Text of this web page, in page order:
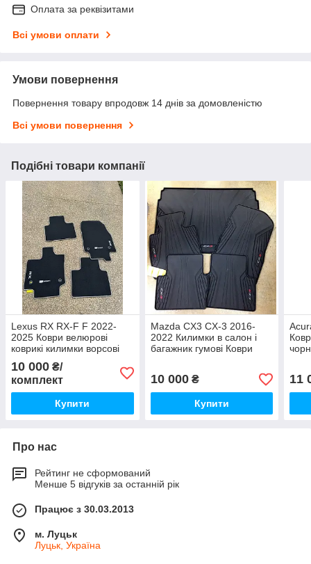
Оплата за реквізитами
Всі умови оплати
Умови повернення
Повернення товару впродовж 14 днів за домовленістю
Всі умови повернення
Подібні товари компанії
Lexus RX RX-F F 2022-
2025 Коври велюрові
коврикі килимки ворсові
чорні F-Sport Нові
Оригінал
10 000 ₴/
комплект
Купити
Mazda CX3 CX-3 2016-
2022 Килимки в салон і
багажник гумові Коври
10 000₴
Купити
11
Про нас
Рейтинг не сформований
Менше 5 відгуків за останній рік
Працює з 30.03.2013
м. Луцьк
Луцьк, Україна